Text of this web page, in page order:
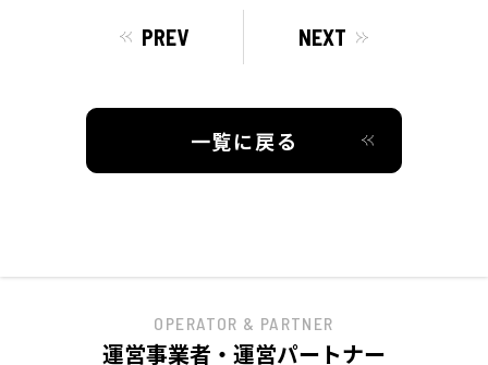
PREV NEXT
一覧に戻る
OPERATOR & PARTNER
運営事業者・運営パートナー